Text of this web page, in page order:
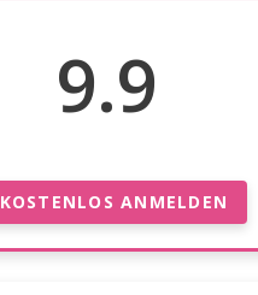
9.9
KOSTENLOS ANMELDEN